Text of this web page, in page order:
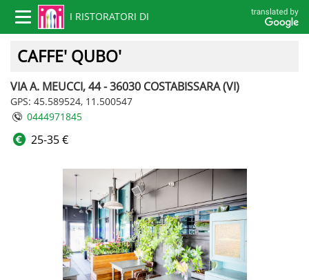
I RISTORATORI DI
VICENZA
Toggle
navigation
CAFFE' QUBO'
VIA A. MEUCCI, 44 - 36030 COSTABISSARA (VI)
GPS: 45.589524, 11.500547
0444971845
25-35 €